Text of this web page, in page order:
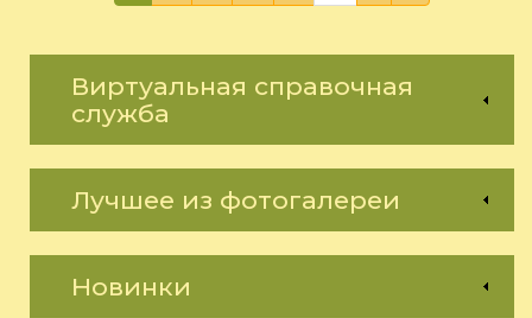
Виртуальная справочная
служба
Лучшее из фотогалереи
Новинки